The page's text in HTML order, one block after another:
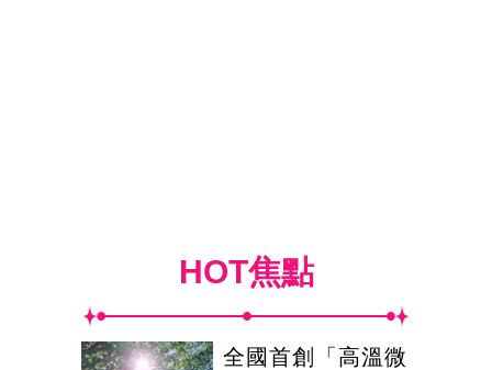
HOT焦點
全國首創「高溫微